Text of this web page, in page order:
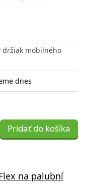
držiak mobilného
dnes
Pridať do košíka
na palubní